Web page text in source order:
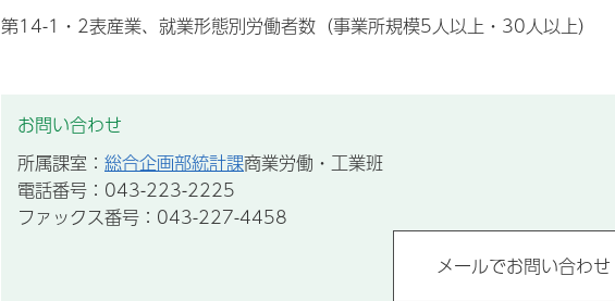
第14-1・2表産業、就業形態別労働者数（事業所規模5人以上・30人以上）
お問い合わせ
所属課室： 総合企画部統計課商業労働・工業班
電話番号：043-223-2225
ファックス番号：043-227-4458